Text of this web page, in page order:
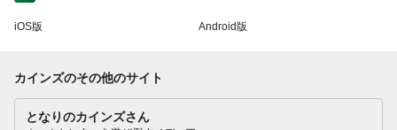
iOS版 Android版
カインズのその他のサイト
となりのカインズさん